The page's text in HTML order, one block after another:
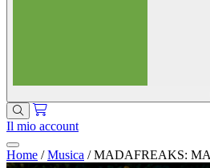
Il mio account
Home / Musica / MADAFREAKS: